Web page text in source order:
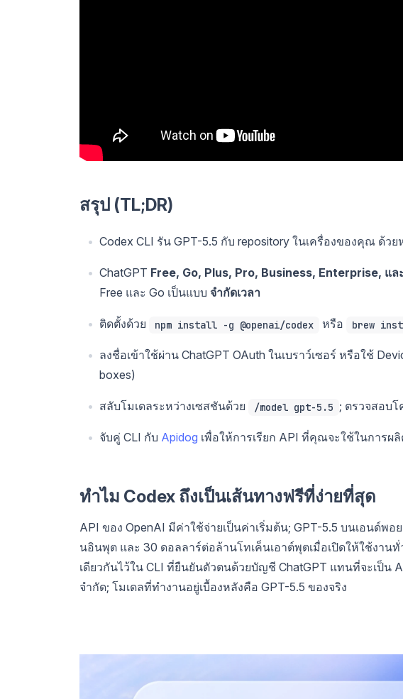
สรุป (TL;DR)
Codex CLI รัน GPT-5.5 กับ repository ในเครื่องของคุณ ด้
ChatGPT Free, Go, Plus, Pro, Business, Enterprise, แล
Free และ Go เป็นแบบ จำกัดเวลา
ติดตั้งด้วย npm install -g @openai/codex หรือ brew
ลงชื่อเข้าใช้ผ่าน ChatGPT OAuth ในเบราว์เซอร์ หรือใช้
boxes)
สลับโมเดลระหว่างเซสชันด้วย /model gpt-5.5 ; ตรวจสอบโ
จับคู่ CLI กับ Apidog เพื่อให้การเรียก API ที่คุณจะใช้ในการ
ทำไม Codex ถึงเป็นเส้นทางฟรีที่ง่ายที่สุด
API ของ OpenAI มีค่าใช้จ่ายเป็นค่าเริ่มต้น; GPT-5.5 บนเอนด์พ
นอินพุต และ 30 ดอลลาร์ต่อล้านโทเค็นเอาต์พุตเมื่อเปิดให้ใช้งา
เดียวกันไว้ใน CLI ที่ยืนยันตัวตนด้วยบัญชี ChatGPT แทนที่จะเป็น
จำกัด; โมเดลที่ทำงานอยู่เบื้องหลังคือ GPT-5.5 ของจริง